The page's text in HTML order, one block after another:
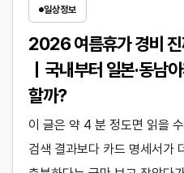
일상정보
2026 여름휴가 경비 진
｜국내부터 일본·동남
할까?
이 글은 약 4 분 정도면 읽을
검색 결과보다 카드 명세서가